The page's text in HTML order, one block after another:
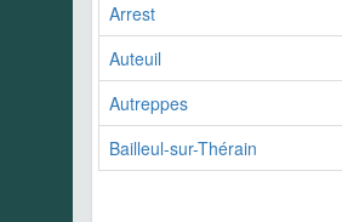
Arrest
Auteuil
Autreppes
Bailleul-sur-Thérain